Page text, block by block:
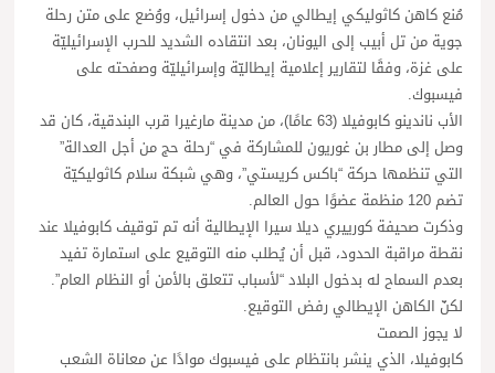
مُنع كاهن كاثوليكي إيطالي من دخول إسرائيل، ووُضع على متن رحلة
جوية من تل أبيب إلى اليونان، بعد انتقاده الشديد للحرب الإسرائيليّة
على غزة، وفقًا لتقارير إعلامية إيطاليّة وإسرائيليّة وصفحته على
فيسبوك.
الأب ناندينو كابوفيلا (63 عامًا)، من مدينة مارغيرا قرب البندقية، كان قد
وصل إلى مطار بن غوريون للمشاركة في “رحلة حج من أجل العدالة”
التي تنظمها حركة “باكس كريستي”، وهي شبكة سلام كاثوليكيّة
تضم 120 منظمة عضوًا حول العالم.
وذكرت صحيفة كورييري ديلا سيرا الإيطالية أنه تم توقيف كابوفيلا عند
نقطة مراقبة الحدود، قبل أن يُطلب منه التوقيع على استمارة تفيد
بعدم السماح له بدخول البلاد “لأسباب تتعلق بالأمن أو النظام العام”.
لكنّ الكاهن الإيطالي رفض التوقيع.
لا يجوز الصمت
كابوفيلا، الذي ينشر بانتظام على فيسبوك موادًا عن معاناة الشعب